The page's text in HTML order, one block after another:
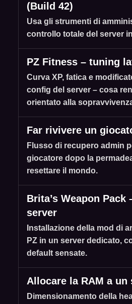
(Build 42)
Usa gli strumenti di
controllo totale del server
PZ Fitness – tuning
Curva XP, fatica e
config del server – cosa
orientato alla
Far rivivere un
Flusso di recupero admin
giocatore dopo la
resettare il mondo.
Brita’s Weapon Pack
server
Installazione della mod di
PZ in un server dedicato,
default sensate.
Allocare la RAM a un
Dimensionamento della